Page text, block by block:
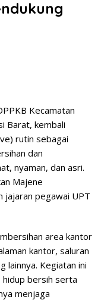
Kecamatan
Barat, kembali
rutin sebagai
dan
nyaman, dan asri.
Majene
jajaran pegawai UPT
area kantor
kantor, saluran
lainnya. Kegiatan ini
hidup bersih serta
menjaga